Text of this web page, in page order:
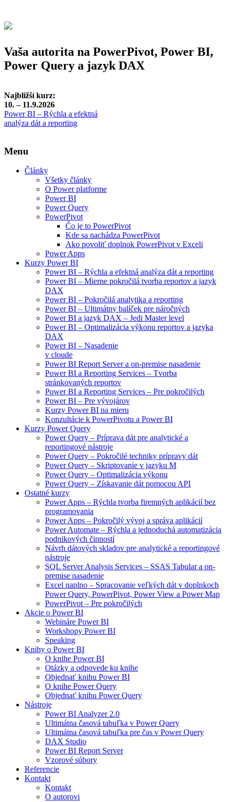
Vaša autorita na PowerPivot, Power BI,
Power Query a jazyk DAX
Najbližší kurz:
10. – 11.9.2026
Power BI – Rýchla a efektná
analýza dát a reporting
Menu
Články
Všetky články
O Power platforme
Power BI
Power Query
PowerPivot
Čo je to PowerPivot
Kde sa nachádza PowerPivot
Ako povoliť doplnok PowerPivot v Exceli
Power Apps
Kurzy Power BI
Power BI – Rýchla a efektná analýza dát a reporting
Power BI – Mierne pokročilá tvorba reportov a jazyk
DAX
Power BI – Pokročilá analytika a reporting
Power BI – Ultimátny balíček pre náročných
Power BI a jazyk DAX – Jedi Master level
Power BI – Optimalizácia výkonu reportov a jazyka
DAX
Power BI – Nasadenie
v cloude
Power BI Report Server a on-premise nasadenie
Power BI a Reporting Services – Tvorba
stránkovaných reportov
Power BI a Reporting Services – Pre pokročilých
Power BI – Pre vývojárov
Kurzy Power BI na mieru
Konzultácie k PowerPivotu a Power BI
Kurzy Power Query
Power Query – Príprava dát pre analytické a
reportingové nástroje
Power Query – Pokročilé techniky prípravy dát
Power Query – Skriptovanie v jazyku M
Power Query – Optimalizácia výkonu
Power Query – Získavanie dát pomocou API
Ostatné kurzy
Power Apps – Rýchla tvorba firemných aplikácií bez
programovania
Power Apps – Pokročilý vývoj a správa aplikácií
Power Automate – Rýchla a jednoduchá automatizácia
podnikových činností
Návrh dátových skladov pre analytické a reportingové
nástroje
SQL Server Analysis Services – SSAS Tabular a on-
premise nasadenie
Excel naplno – Spracovanie veľkých dát v doplnkoch
Power Query, PowerPivot, Power View a Power Map
PowerPivot – Pre pokročilých
Akcie o Power BI
Webináre Power BI
Workshopy Power BI
Speaking
Knihy o Power BI
O knihe Power BI
Otázky a odpovede ku knihe
Objednať knihu Power BI
O knihe Power Query
Objednať knihu Power Query
Nástroje
Power BI Analyzer 2.0
Ultimátna časová tabuľka v Power Query
Ultimátna časová tabuľka pre čas v Power Query
DAX Studio
Power BI Report Server
Vzorové súbory
Referencie
Kontakt
Kontakt
O autorovi